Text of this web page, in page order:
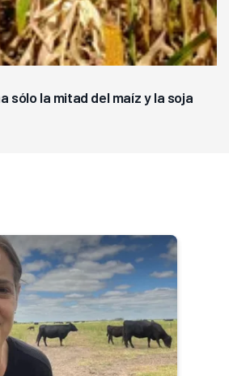
sólo la mitad del maíz y la soja